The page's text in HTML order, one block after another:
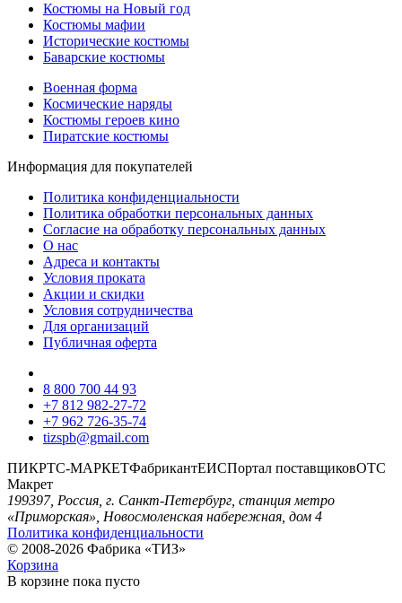
Костюмы на Новый год
Костюмы мафии
Исторические костюмы
Баварские костюмы
Военная форма
Космические наряды
Костюмы героев кино
Пиратские костюмы
Информация для покупателей
Политика конфиденциальности
Политика обработки персональных данных
Согласие на обработку персональных данных
О нас
Адреса и контакты
Условия проката
Акции и скидки
Условия сотрудничества
Для организаций
Публичная оферта
8 800 700 44 93
+7 812 982-27-72
+7 962 726-35-74
tizspb@gmail.com
ПИКРТС-МАРКЕТФабрикантЕИСПортал поставщиковОТС
Макрет
199397, Россия, г. Санкт-Петербург, станция метро
«Приморская», Новосмоленская набережная, дом 4
Политика конфиденциальности
© 2008-2026 Фабрика «ТИЗ»
Корзина
В корзине пока пусто